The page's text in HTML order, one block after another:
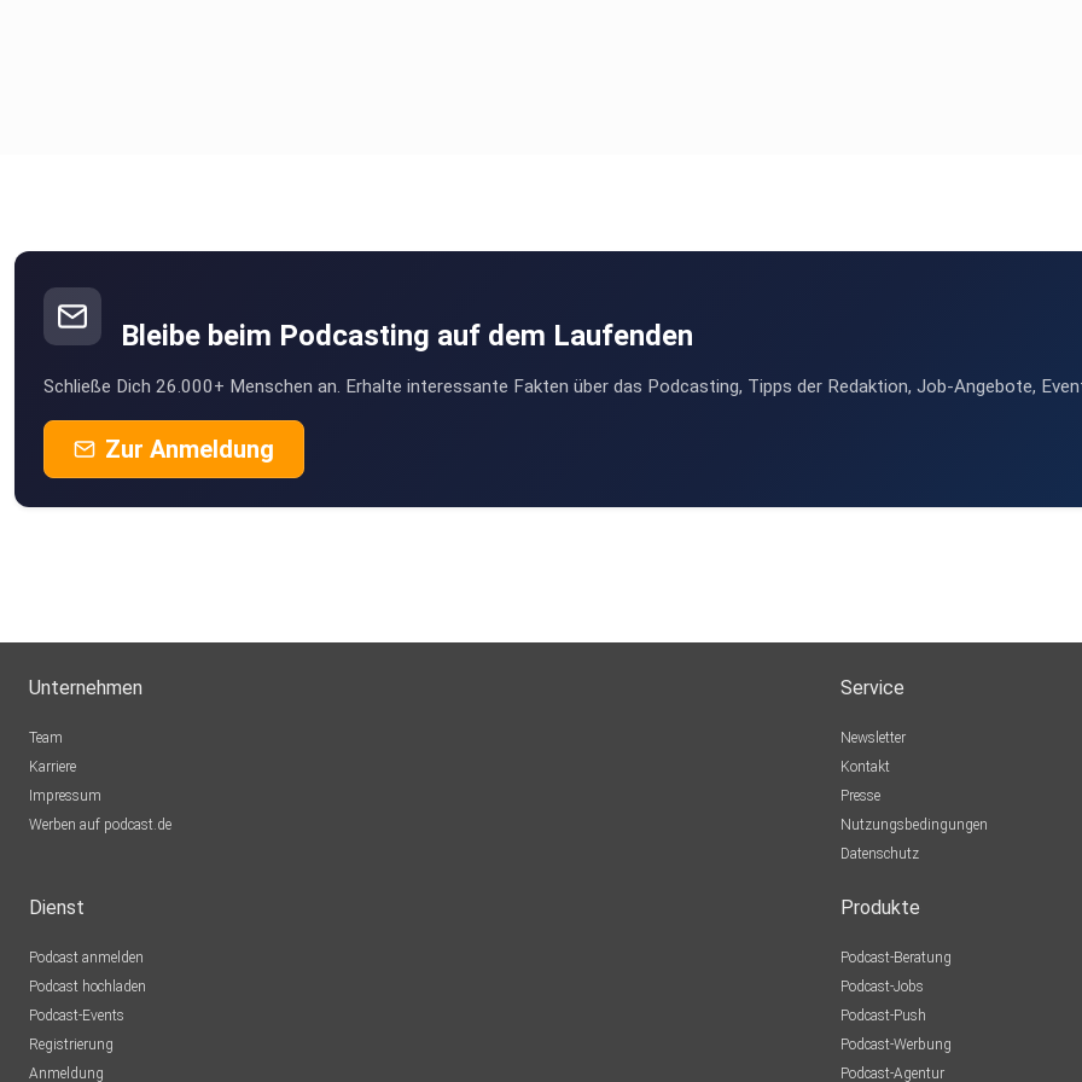
Bleibe beim Podcasting auf dem Laufenden
Schließe Dich 26.000+ Menschen an. Erhalte interessante Fakten über das Podcasting, Tipps der Redaktion, Job-Angebote,
Zur Anmeldung
Unternehmen
Team
Karriere
Impressum
Werben auf podcast.de
Service
Newsletter
Kontakt
Presse
Nutzungsbedingungen
Datenschutz
Dienst
Podcast anmelden
Podcast hochladen
Podcast-Events
Registrierung
Anmeldung
Produkte
Podcast-Beratung
Podcast-Jobs
Podcast-Push
Podcast-Werbung
Podcast-Agentur